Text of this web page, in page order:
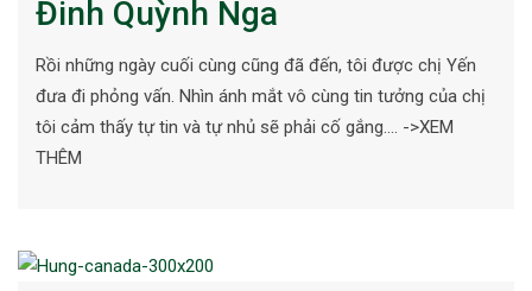
Đinh Quỳnh Nga
Rồi những ngày cuối cùng cũng đã đến, tôi được chị Yến
đưa đi phỏng vấn. Nhìn ánh mắt vô cùng tin tưởng của chị
tôi cảm thấy tự tin và tự nhủ sẽ phải cố gắng…. ->XEM
THÊM